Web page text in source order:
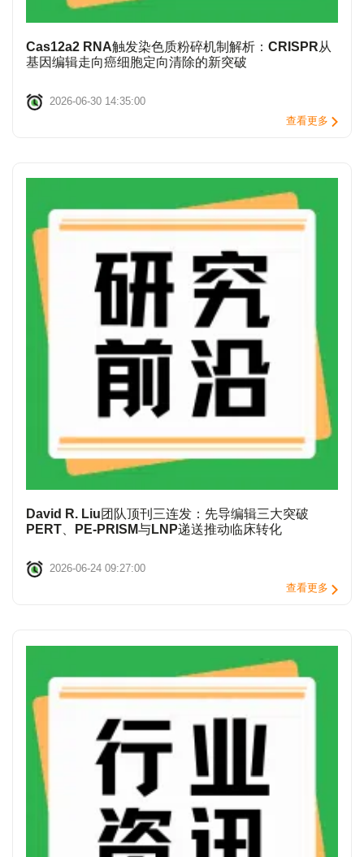
Cas12a2 RNA触发染色质粉碎机制解析：CRISPR从
基因编辑走向癌细胞定向清除的新突破
2026-06-30 14:35:00
查看更多
David R. Liu团队顶刊三连发：先导编辑三大突破
PERT、PE-PRISM与LNP递送推动临床转化
2026-06-24 09:27:00
查看更多